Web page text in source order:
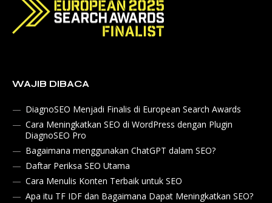
WAJIB DIBACA
DiagnoSEO Menjadi Finalis di European Search Awards
Cara Meningkatkan SEO di WordPress dengan Plugin
DiagnoSEO Pro
Bagaimana menggunakan ChatGPT dalam SEO?
Daftar Periksa SEO Utama
Cara Menulis Konten Terbaik untuk SEO
Apa itu TF IDF dan Bagaimana Dapat Meningkatkan SEO?